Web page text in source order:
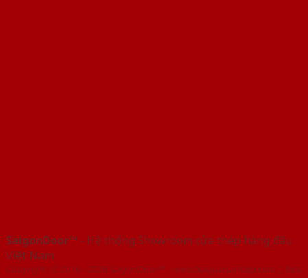
SaigonDoor™ - Hệ thống Showroom cửa thép hàng đầu
Việt Nam
Copyright ⓒ 2016 – 2026 SaigonDoor™ - www.baogiacuathep.com | Đơn